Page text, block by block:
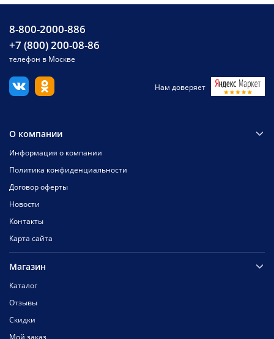
8-800-2000-886
+7 (800) 200-08-86
телефон в Москве
Нам доверяет
О компании
Информация о компании
Политика конфиденциальности
Договор оферты
Новости
Контакты
Карта сайта
Магазин
Каталог
Отзывы
Скидки
Мой заказ